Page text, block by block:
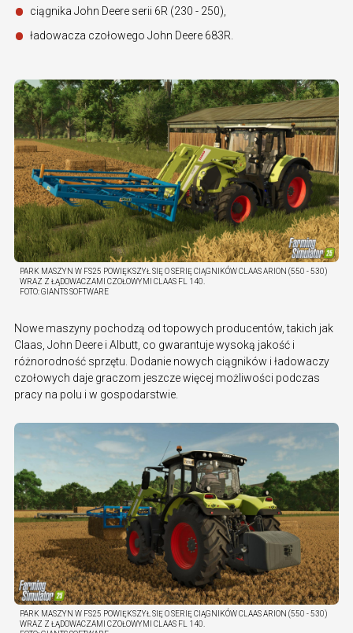
ciągnika John Deere serii 6R (230 - 250),
ładowacza czołowego John Deere 683R.
PARK MASZYN W FS25 POWIĘKSZYŁ SIĘ O SERIĘ CIĄGNIKÓW CLAAS ARION (550 - 530)
WRAZ Z ŁĄDOWACZAMI CZOŁOWYMI CLAAS FL 140.
FOTO:GIANTS SOFTWARE
Nowe maszyny pochodzą od topowych producentów, takich jak
Claas, John Deere i Albutt, co gwarantuje wysoką jakość i
różnorodność sprzętu. Dodanie nowych ciągników i ładowaczy
czołowych daje graczom jeszcze więcej możliwości podczas
pracy na polu i w gospodarstwie.
PARK MASZYN W FS25 POWIĘKSZYŁ SIĘ O SERIĘ CIĄGNIKÓW CLAAS ARION (550 - 530)
WRAZ Z ŁĄDOWACZAMI CZOŁOWYMI CLAAS FL 140.